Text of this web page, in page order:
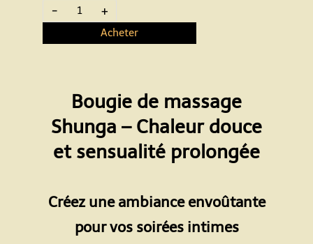
- +
Acheter
Bougie de massage
Shunga – Chaleur douce
et sensualité prolongée
Créez une ambiance envoûtante
pour vos soirées intimes